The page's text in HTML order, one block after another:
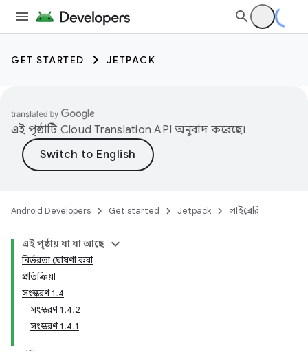
GET STARTED JETPACK
এই পৃষ্ঠাটি Cloud Translation API অনুবাদ করেছে।
Android Developers Get started Jetpack লাইব্রেরি
এই পৃষ্ঠায় যা যা আছে
নির্ভরতা ঘোষণা করা
প্রতিক্রিয়া
সংস্করণ 1.4
সংস্করণ 1.4.2
সংস্করণ 1.4.1